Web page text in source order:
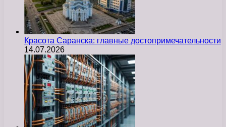
Красота Саранска: главные достопримечательности
14.07.2026